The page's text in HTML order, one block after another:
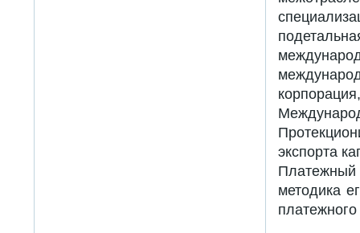
экспорта
Платежный
методика